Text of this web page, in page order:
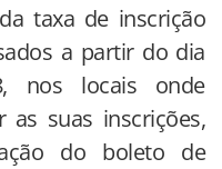
taxa de inscrição
a partir do dia
nos locais onde
as suas inscrições,
do boleto de